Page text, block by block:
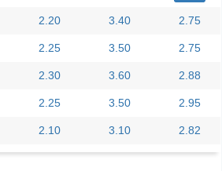
2.20 3.40 2.75
2.25 3.50 2.75
2.30 3.60 2.88
2.25 3.50 2.95
2.10 3.10 2.82